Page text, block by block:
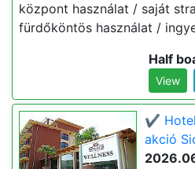
központ használat / saját
fürdőköntös használat /
Half
View
✔️ Hotel
akció